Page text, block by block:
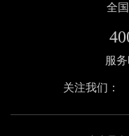
全
服
关注我们：